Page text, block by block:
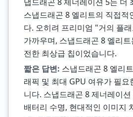
냅드래곤 8 제너레이션 5는 더
스냅드래곤 8 엘리트의 직접적
다. 오히려 프리미엄 "거의 플
가까우며, 스냅드래곤 8 엘리
전한 최상급 칩이었습니다.
짧은 답변: 스냅드래곤 8 엘리
래픽 및 최대 GPU 여유가 필요
니다. 스냅드래곤 8 제너레이
배터리 수명, 현대적인 이미지